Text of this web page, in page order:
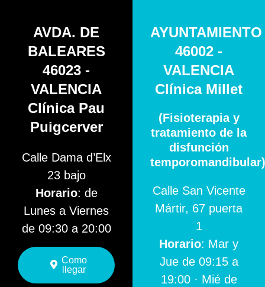
AVDA. DE
BALEARES
46023 -
VALENCIA
Clínica Pau
Puigcerver
Calle Dama d’Elx
23 bajo
Horario: de
Lunes a Viernes
de 09:30 a 20:00
Como
llegar
AYUNTAMIENTO
46002 -
VALENCIA
Clínica Millet
(Fisioterapia y
tratamiento de la
disfunción
temporomandibular)
Calle San Vicente
Mártir, 67 puerta
1
Horario: Mar y
Jue de 09:15 a
19:00 · Mié de